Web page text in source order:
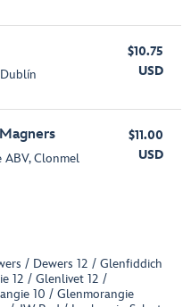
$10.75
USD
ABV, Clonmel
$11.00
USD
/ Dewers 12 / Glenfiddich
12 / Glenlivet 12 /
10 / Glenmorangie